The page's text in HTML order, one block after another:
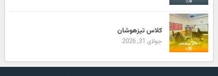
کلاس تیزهوشان
جولای 31, 2026